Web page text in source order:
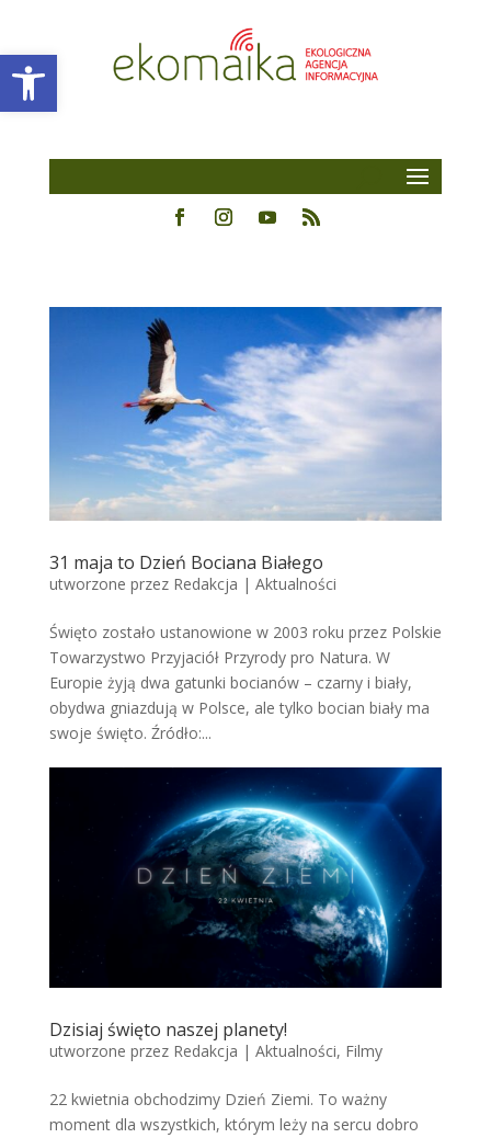
Open toolbar
31 maja to Dzień Bociana Białego
utworzone przez Redakcja | Aktualności
Święto zostało ustanowione w 2003 roku przez Polskie
Towarzystwo Przyjaciół Przyrody pro Natura. W
Europie żyją dwa gatunki bocianów – czarny i biały,
obydwa gniazdują w Polsce, ale tylko bocian biały ma
swoje święto. Źródło:...
Dzisiaj święto naszej planety!
utworzone przez Redakcja | Aktualności, Filmy
22 kwietnia obchodzimy Dzień Ziemi. To ważny
moment dla wszystkich, którym leży na sercu dobro